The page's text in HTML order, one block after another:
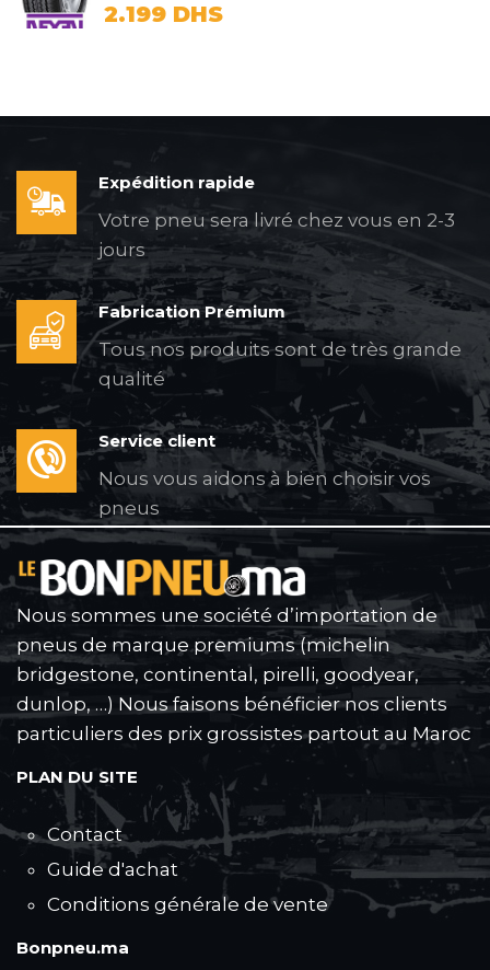
2.199 DHS
Expédition rapide
Votre pneu sera livré chez vous en 2-3
jours
Fabrication Prémium
Tous nos produits sont de très grande
qualité
Service client
Nous vous aidons à bien choisir vos
pneus
Nous sommes une société d’importation de
pneus de marque premiums (michelin
bridgestone, continental, pirelli, goodyear,
dunlop, …) Nous faisons bénéficier nos clients
particuliers des prix grossistes partout au Maroc
PLAN DU SITE
Contact
Guide d'achat
Conditions générale de vente
Bonpneu.ma